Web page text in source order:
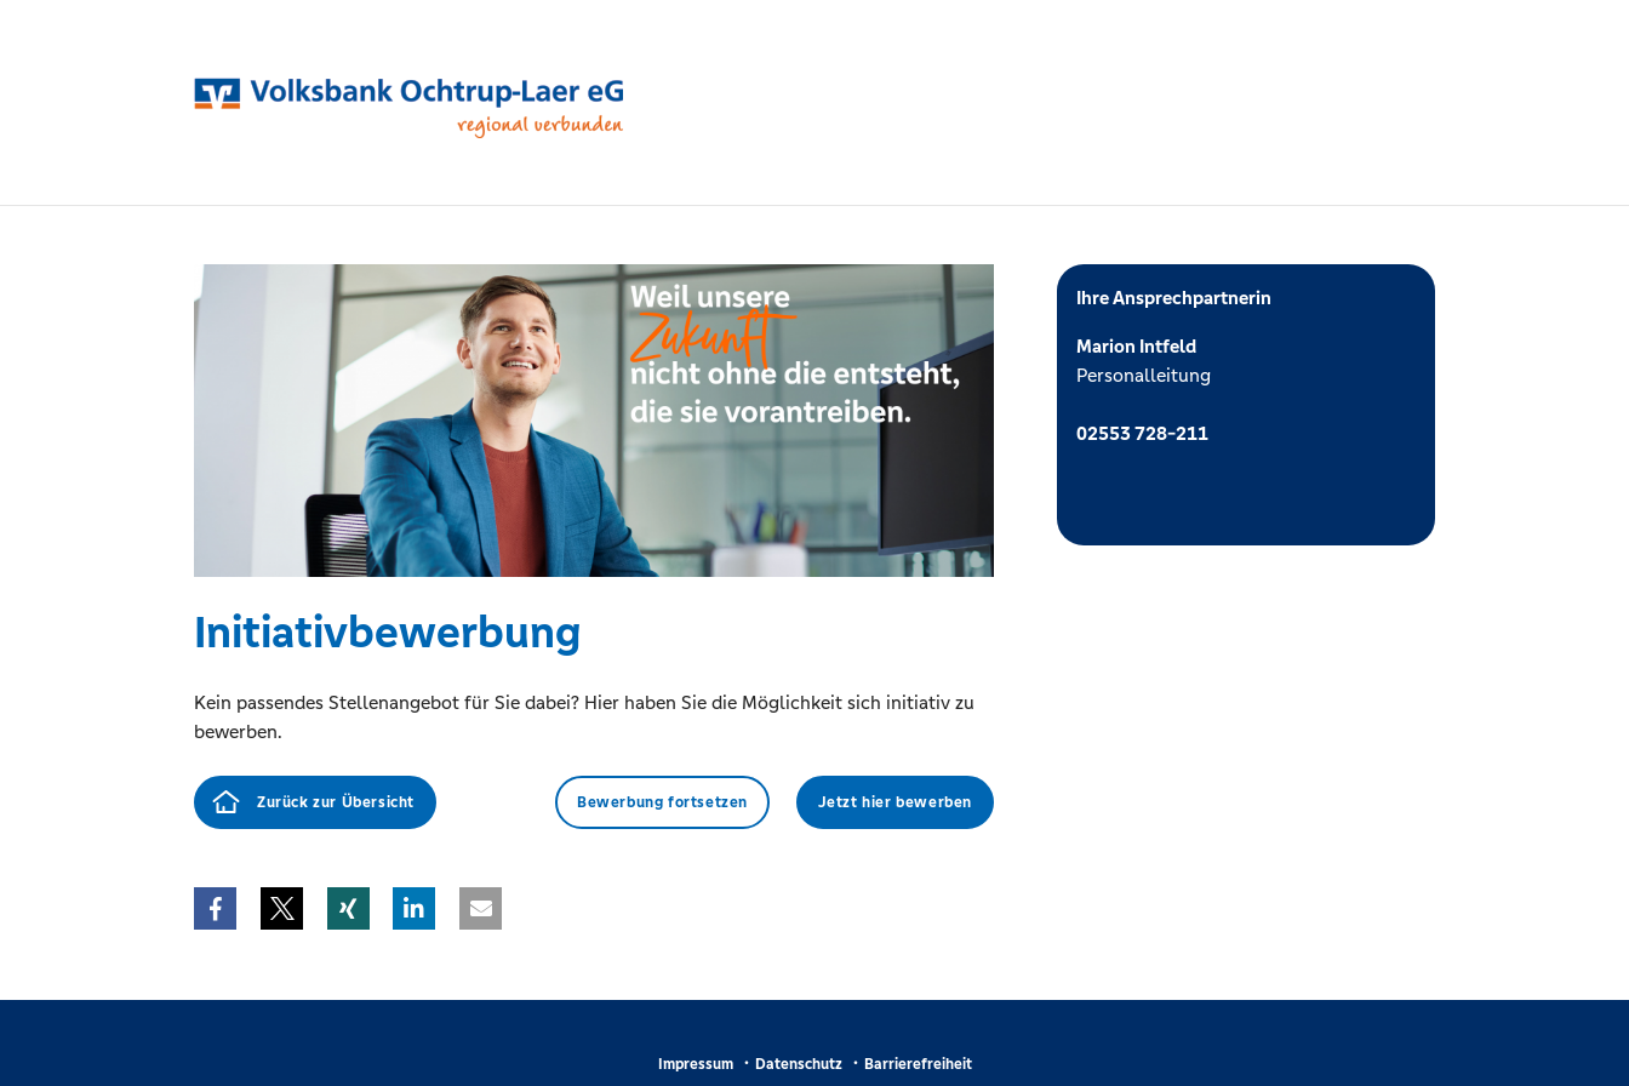
Ihre Ansprechpartnerin
Marion Intfeld
Personalleitung
02553 728-211
Initiativbewerbung
Kein passendes Stellenangebot für Sie dabei? Hier haben Sie die Möglichkeit sich initiativ zu
bewerben.
Jetzt hier bewerben
Bewerbung fortsetzen
Zurück zur Übersicht
Impressum Datenschutz Barrierefreiheit